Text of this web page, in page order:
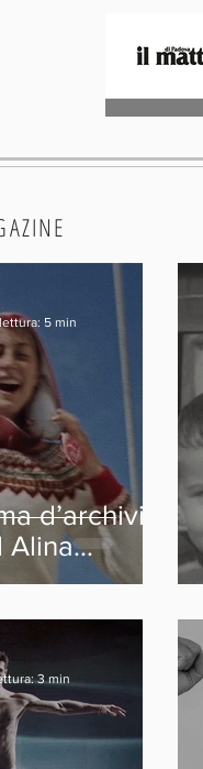
d’archivio.
Alina
5 min
3 min